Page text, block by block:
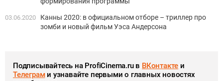
03.06.2020
Канны 2020: в официальном отборе – триллер про
зомби и новый фильм Уэса Андерсона
Подписывайтесь на ProfiCinema.ru в ВКонтакте и
Телеграми узнавайте первыми о главных новостях